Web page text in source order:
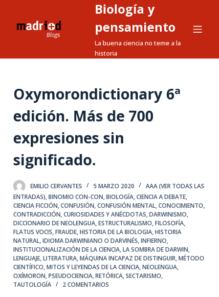
a
n
e
d
o
Biología y
pensamiento
La buena ciencia no teme a la
historia
Oxymorondictionary 6ª
edición. Más de 700
expresiones sin
significado.
EMILIO CERVANTES 5 MARZO 2020
AAA (VER TODAS LAS
ENTRADAS),BINOMIO CON-CON,BIOLOGÍA,CIENCIA A DEBATE,
CIENCIA FICCIÓN,CONFUSIÓN,CONFUSIÓN MENTAL,CONOCIMIENTO,
CONTRADICCIÓN,CURIOSIDADES Y ANÉCDOTAS,DARWINISMO,
DICCIONARIO DE NEOLENGUA,ESTRUCTURALISMO,FILOSOFÍA,
FLATUS VOCIS,FRAUDE,HISTORIA DE LA BIOLOGIA,HISTORIA
NATURAL,IDIOMA DARWINIANO O DARVINÉS,INFIERNO,
INSTITUCIONALIZACIÓN DE LA CIENCIA,LA SOMBRA DE DARWIN,
LENGUAJE,LITERATURA,MÁQUINA INCAPAZ DE DISTINGUIR,MÉTODO
CIENTÍFICO,MITOS Y LEYENDAS DE LA CIENCIA,NEOLENGUA,
OXÍMORON,PSEUDOCIENCIA,RETÓRICA,SECTARISMO,
TAUTOLOGÍA
2 COMENTARIOS